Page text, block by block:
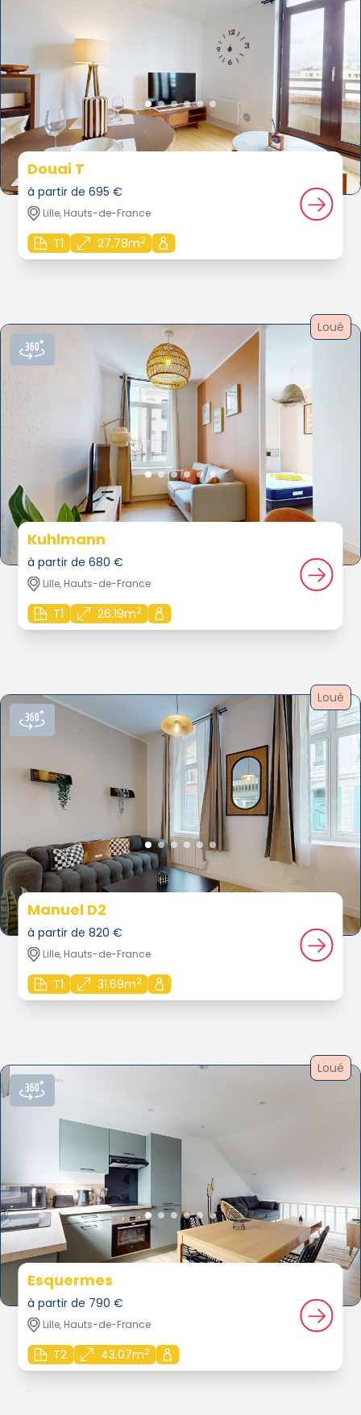
Douai T
à partir de 695 €
Lille, Hauts-de-France
T1 27.78m2
Loué
Kuhlmann
à partir de 680 €
Lille, Hauts-de-France
T1 26.19m2
Loué
Manuel D2
à partir de 820 €
Lille, Hauts-de-France
T1 31.69m2
Loué
Esquermes
à partir de 790 €
Lille, Hauts-de-France
T2 43.07m2